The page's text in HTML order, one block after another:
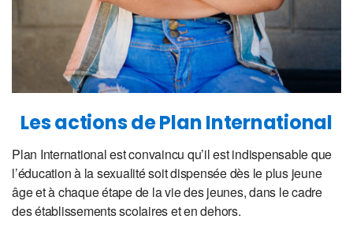
Les actions de Plan International
Plan International est convaincu qu’il est indispensable que
l’éducation à la sexualité soit dispensée dès le plus jeune
âge et à chaque étape de la vie des jeunes, dans le cadre
des établissements scolaires et en dehors.